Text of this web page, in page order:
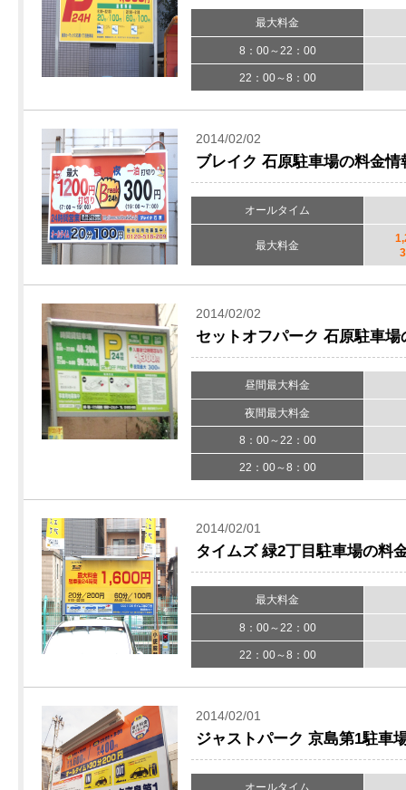
最大料金
8：00～22：00
22：00～8：00
2014/02/02
ブレイク 石原駐車場の料金情
オールタイム
最大料金
2014/02/02
セットオフパーク 石原駐車場
昼間最大料金
夜間最大料金
8：00～22：00
22：00～8：00
2014/02/01
タイムズ 緑2丁目駐車場の料
最大料金
8：00～22：00
22：00～8：00
2014/02/01
ジャストパーク 京島第1駐車
オールタイム